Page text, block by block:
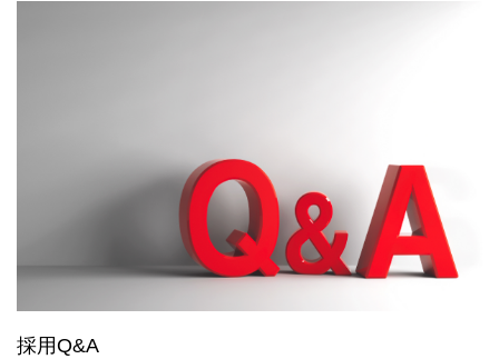
採用Q&A